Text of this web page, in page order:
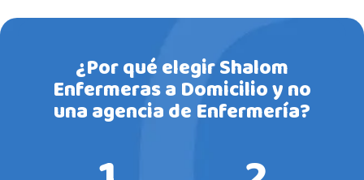
¿Por qué elegir Shalom
Enfermeras a Domicilio y no
una agencia de Enfermería?